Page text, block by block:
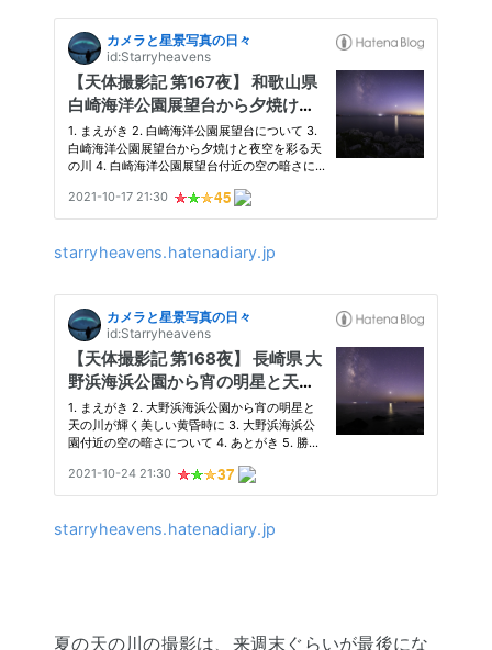
starryheavens.hatenadiary.jp
starryheavens.hatenadiary.jp
夏の天の川の撮影は、来週末ぐらいが最後にな